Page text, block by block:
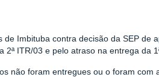
Imbituba contra decisão da SEP de
ITR/03 e pelo atraso na entrega da
não foram entregues ou o foram com